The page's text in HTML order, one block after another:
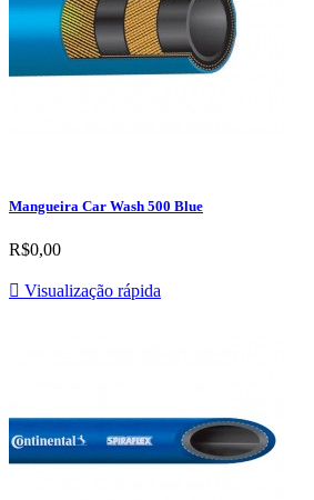
Mangueira Car Wash 500 Blue
R$0,00
 Visualização rápida